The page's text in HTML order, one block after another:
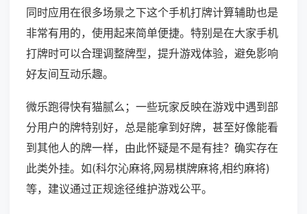
同时应用在很多场景之下这个手机打牌计算辅助也是
非常有用的，使用起来简单便捷。特别是在大家手机
打牌时可以合理调整牌型，提升游戏体验，避免影响
好友间互动乐趣。
微乐跑得快有猫腻么；一些玩家反映在游戏中遇到部
分用户的牌特别好，总是能拿到好牌，甚至好像能看
到其他人的牌一样，由此怀疑是不是有挂？确实存在
此类外挂。如(科尔沁麻将,网易棋牌麻将,相约麻将)
等，建议通过正规途径维护游戏公平。